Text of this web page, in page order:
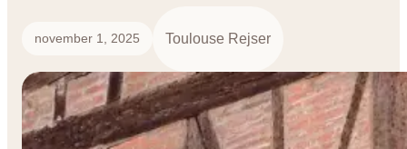
november 1, 2025 Toulouse Rejser